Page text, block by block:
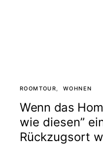
ROOMTOUR WOHNEN
Wenn das
wie diesen”
Rückzugsort